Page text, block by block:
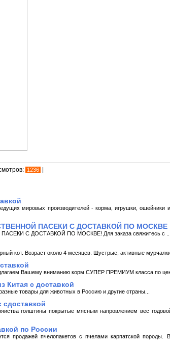
1236 |
мировых производителей - корма, игрушки, ошейники и
ПАСЕКИ С ДОСТАВКОЙ ПО МОСКВЕ
С ДОСТАВКОЙ ПО МОСКВЕ! Для заказа свяжитесь с ...
кот. Возраст около 4 месяцев. Шустрые, активные
Вашему вниманию корм СУПЕР ПРЕМИУМ класса по
Китая с доставкой
товары для животных в Россию и другие страны...
сдоставкой
голштины покрытые мясным напровлением вес
по России
продажей пчелопакетов с пчелами карпатской породы.